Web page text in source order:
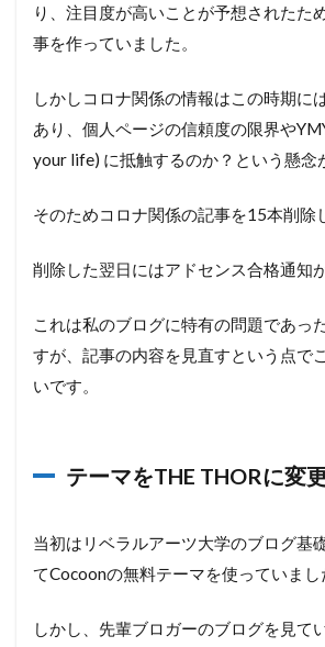
り、注目度が高いことが予想されたた
事を作っていました。
しかしコロナ関係の情報はこの時期に
あり、個人ページの信頼度の限界や
your life) に抵触するのか？という懸念
そのためコロナ関係の記事を15本削除
削除した翌日にはアドセンス合格通知
これは私のブログに特有の問題であっ
すが、記事の内容を見直すという点で
いです。
テーマをTHE THORに変
当初はリベラルアーツ大学のブログ基
てCocoonの無料テーマを使っていまし
しかし、先輩ブロガーのブログを見て